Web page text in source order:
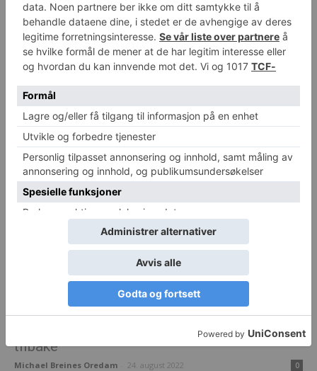
Forhatt fotballboss nær en coronavaksine
Ny svensk oppfinnelse: Blinde fikk synet
tilbake
Michael Breines Oredam 24. august 2022 0